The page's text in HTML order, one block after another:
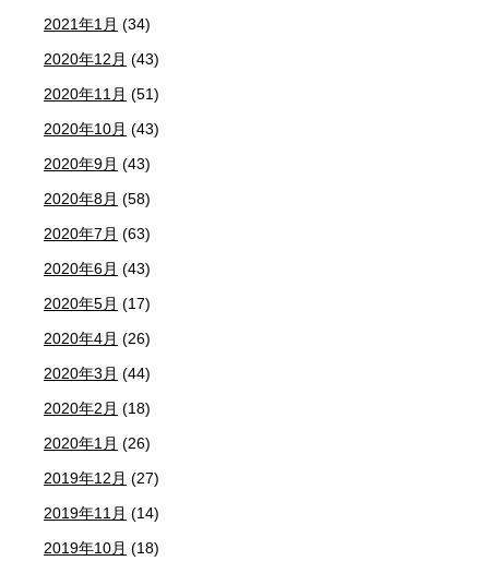
2021年1月 (34)
2020年12月 (43)
2020年11月 (51)
2020年10月 (43)
2020年9月 (43)
2020年8月 (58)
2020年7月 (63)
2020年6月 (43)
2020年5月 (17)
2020年4月 (26)
2020年3月 (44)
2020年2月 (18)
2020年1月 (26)
2019年12月 (27)
2019年11月 (14)
2019年10月 (18)